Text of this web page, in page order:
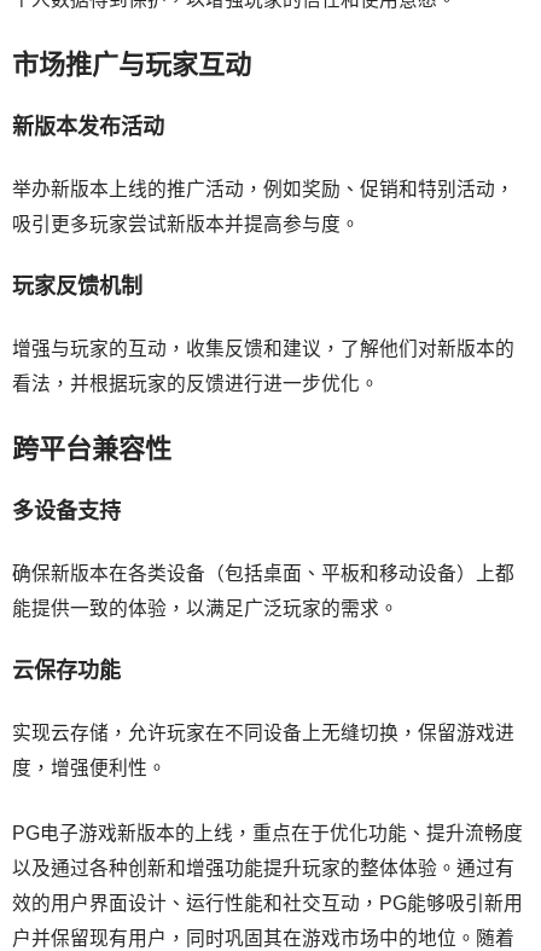
市场推广与玩家互动
新版本发布活动
举办新版本上线的推广活动，例如奖励、促销和特别活动，
吸引更多玩家尝试新版本并提高参与度。
玩家反馈机制
增强与玩家的互动，收集反馈和建议，了解他们对新版本的
看法，并根据玩家的反馈进行进一步优化。
跨平台兼容性
多设备支持
确保新版本在各类设备（包括桌面、平板和移动设备）上都
能提供一致的体验，以满足广泛玩家的需求。
云保存功能
实现云存储，允许玩家在不同设备上无缝切换，保留游戏进
度，增强便利性。
PG电子游戏新版本的上线，重点在于优化功能、提升流畅度
以及通过各种创新和增强功能提升玩家的整体体验。通过有
效的用户界面设计、运行性能和社交互动，PG能够吸引新用
户并保留现有用户，同时巩固其在游戏市场中的地位。随着